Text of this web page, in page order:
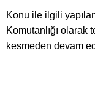
Konu ile ilgili
Komutanlığı olarak
kesmeden devam